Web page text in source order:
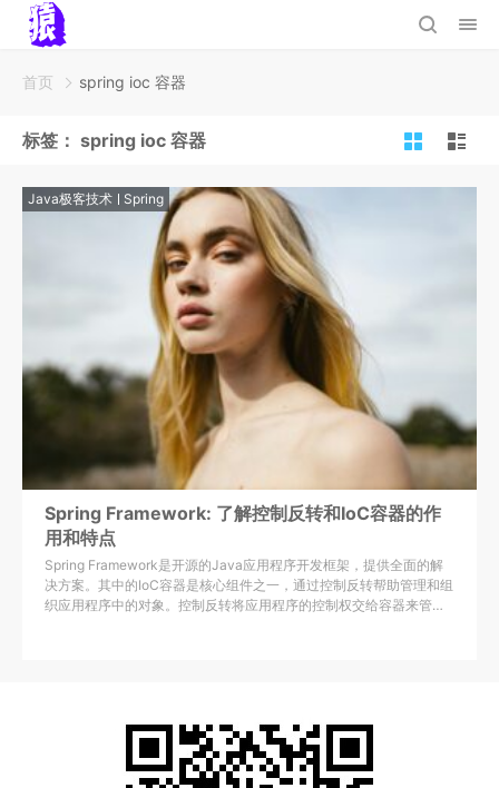
首页 spring ioc 容器
标签： spring ioc 容器
Java极客技术 Spring
Spring Framework: 了解控制反转和IoC容器的作
用和特点
Spring Framework是开源的Java应用程序开发框架，提供全面的解
决方案。其中的IoC容器是核心组件之一，通过控制反转帮助管理和组
织应用程序中的对象。控制反转将应用程序的控制权交给容器来管